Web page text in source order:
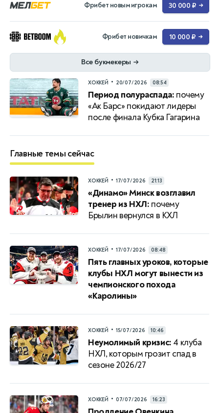
Фрибет новым игрокам 30 000 ₽ →
Фрибет новичкам 10 000 ₽ →
Все букмекеры →
ХОККЕЙ • 20/07/2026 08:54
Период полураспада: почему
«Ак Барс» покидают лидеры
после финала Кубка Гагарина
Главные темы сейчас
ХОККЕЙ • 17/07/2026 21:13
«Динамо» Минск возглавил
тренер из НХЛ: почему
Брылин вернулся в КХЛ
ХОККЕЙ • 17/07/2026 08:48
Пять главных уроков, которые
клубы НХЛ могут вынести из
чемпионского похода
«Каролины»
ХОККЕЙ • 15/07/2026 10:46
Неумолимый кризис: 4 клуба
НХЛ, которым грозит спад в
сезоне 2026/27
ХОККЕЙ • 07/07/2026 16:23